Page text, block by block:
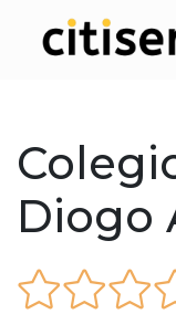
Diogo